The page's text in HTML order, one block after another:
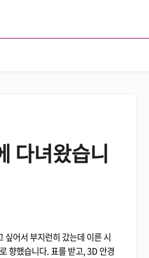
다녀왔습니
싶어서 부지런히 갔는데 이른 시
향했습니다. 표를 받고, 3D 안경